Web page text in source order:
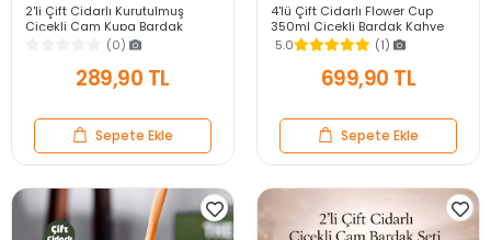
2'li Çift Cidarlı Kurutulmuş
Çiçekli Cam Kupa Bardak
250ml Kulplu Çay Kahve
Bardağı Flower Cup Seti
(0)
289,90 TL
Sepete Ekle
4'lü Çift Cidarlı Flower Cup
350ml Çiçekli Bardak Kahve
Çay Bardağı El Yapımı Kulplu
Cam Bardak Set
5.0 (1)
699,90 TL
Sepete Ekle